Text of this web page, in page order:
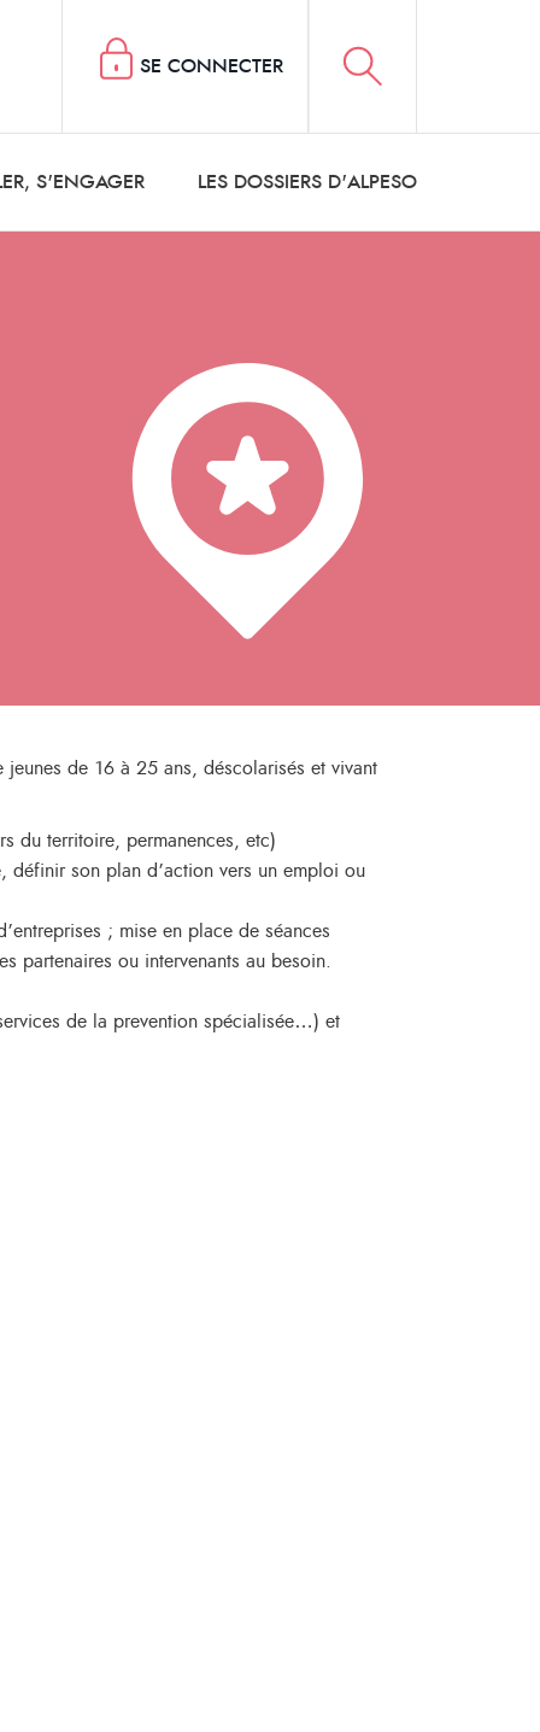
S'ENGAGER LES DOSSIERS D'ALPESO
SE CONNECTER
de 16 à 25 ans, déscolarisés et vivant
du territoire, permanences, etc)
définir son plan d’action vers un emploi ou
; mise en place de séances
partenaires ou intervenants au besoin.
de la prevention spécialisée…) et